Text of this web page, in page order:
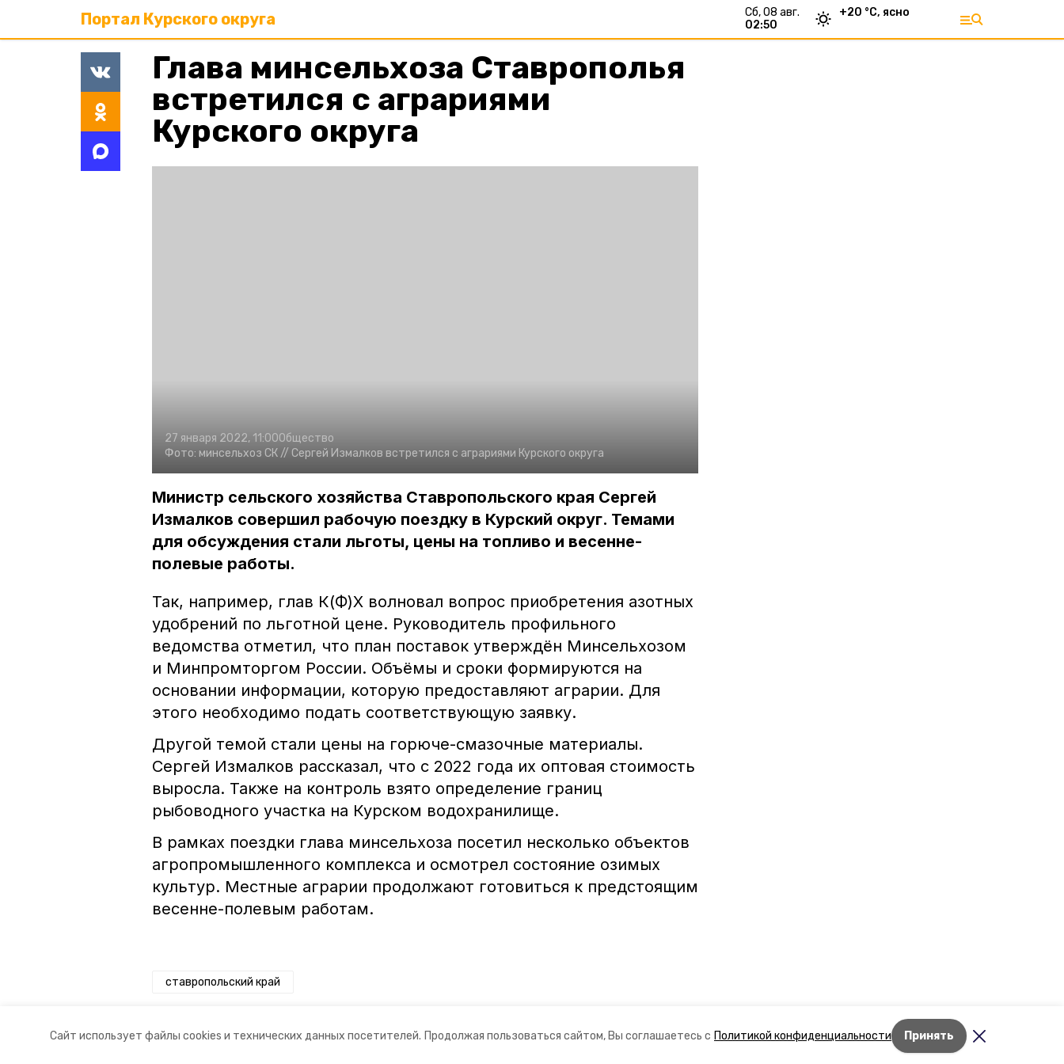
Сайт использует файлы cookies и технических данных посетителей. Продолжая пользоваться сайтом, Вы соглашаетесь с Политикой конфиденциальности Принять
Портал Курского округа
сб, 08 авг.
02:50
+20 °С, ясно
Лента новостей
Глава минсельхоза Ставрополья
встретился с аграриями
Курского округа
27 января 2022, 11:00Общество
Фото: минсельхоз СК // Сергей Измалков встретился с аграриями Курского округа
Министр сельского хозяйства Ставропольского края Сергей
Измалков совершил рабочую поездку в Курский округ. Темами
для обсуждения стали льготы, цены на топливо и весенне-
полевые работы.
Так, например, глав К(Ф)Х волновал вопрос приобретения азотных
удобрений по льготной цене. Руководитель профильного
ведомства отметил, что план поставок утверждён Минсельхозом
и Минпромторгом России. Объёмы и сроки формируются на
основании информации, которую предоставляют аграрии. Для
этого необходимо подать соответствующую заявку.
Другой темой стали цены на горюче-смазочные материалы.
Сергей Измалков рассказал, что с 2022 года их оптовая стоимость
выросла. Также на контроль взято определение границ
рыбоводного участка на Курском водохранилище.
В рамках поездки глава минсельхоза посетил несколько объектов
агропромышленного комплекса и осмотрел состояние озимых
культур. Местные аграрии продолжают готовиться к предстоящим
весенне-полевым работам.
ставропольский край